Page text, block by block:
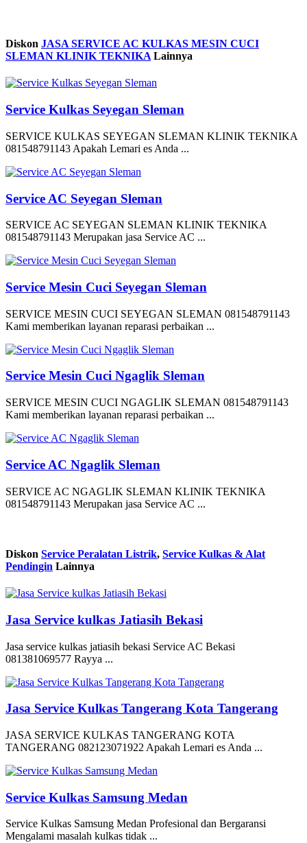
Diskon JASA SERVICE AC KULKAS MESIN CUCI
SLEMAN KLINIK TEKNIKA Lainnya
Service Kulkas Seyegan Sleman
SERVICE KULKAS SEYEGAN SLEMAN KLINIK TEKNIKA
081548791143 Apakah Lemari es Anda ...
Service AC Seyegan Sleman
SERVICE AC SEYEGAN SLEMAN KLINIK TEKNIKA
081548791143 Merupakan jasa Service AC ...
Service Mesin Cuci Seyegan Sleman
SERVICE MESIN CUCI SEYEGAN SLEMAN 081548791143
Kami memberikan layanan reparasi perbaikan ...
Service Mesin Cuci Ngaglik Sleman
SERVICE MESIN CUCI NGAGLIK SLEMAN 081548791143
Kami memberikan layanan reparasi perbaikan ...
Service AC Ngaglik Sleman
SERVICE AC NGAGLIK SLEMAN KLINIK TEKNIKA
081548791143 Merupakan jasa Service AC ...
Diskon Service Peralatan Listrik, Service Kulkas & Alat
Pendingin Lainnya
Jasa Service kulkas Jatiasih Bekasi
Jasa service kulkas jatiasih bekasi Service AC Bekasi
081381069577 Rayya ...
Jasa Service Kulkas Tangerang Kota Tangerang
JASA SERVICE KULKAS TANGERANG KOTA
TANGERANG 082123071922 Apakah Lemari es Anda ...
Service Kulkas Samsung Medan
Service Kulkas Samsung Medan Profesional dan Bergaransi
Mengalami masalah kulkas tidak ...